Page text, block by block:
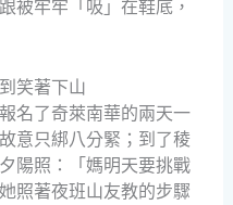
被牢牢「吸」在鞋底，
笑著下山
名了奇萊南華的兩天一
意只綁八分緊；到了稜
陽照：「媽明天要挑戰
照著夜班山友教的步驟